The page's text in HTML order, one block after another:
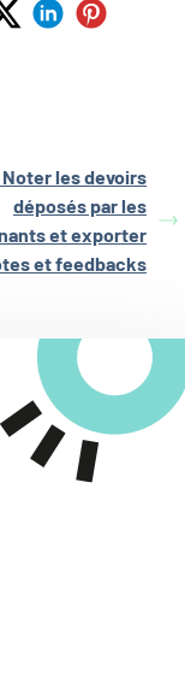
les devoirs
déposés par les
et exporter
et feedbacks